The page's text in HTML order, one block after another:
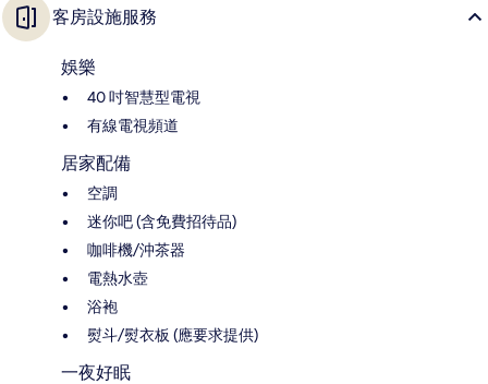
客房設施服務
娛樂
40 吋智慧型電視
有線電視頻道
居家配備
空調
迷你吧 (含免費招待品)
咖啡機/沖茶器
電熱水壺
浴袍
熨斗/熨衣板 (應要求提供)
一夜好眠